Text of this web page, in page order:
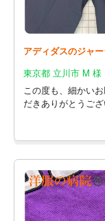
アディダスのジャ
東京都 立川市 M 様
この度も、細かい
だきありがとうござ